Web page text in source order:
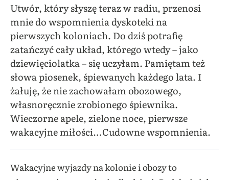
Utwór, który słyszę teraz w radiu, przenosi
mnie do wspomnienia dyskoteki na
pierwszych koloniach. Do dziś potrafię
zatańczyć cały układ, którego wtedy – jako
dziewięciolatka – się uczyłam. Pamiętam też
słowa piosenek, śpiewanych każdego lata. I
żałuję, że nie zachowałam obozowego,
własnoręcznie zrobionego śpiewnika.
Wieczorne apele, zielone noce, pierwsze
wakacyjne miłości…Cudowne wspomnienia.
Wakacyjne wyjazdy na kolonie i obozy to